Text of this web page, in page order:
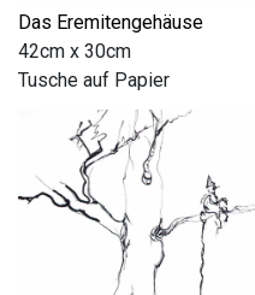
Das Eremitengehäuse
42cm x 30cm
Tusche auf Papier